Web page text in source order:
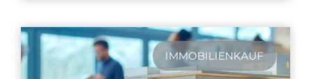
IMMOBILIENKAUF